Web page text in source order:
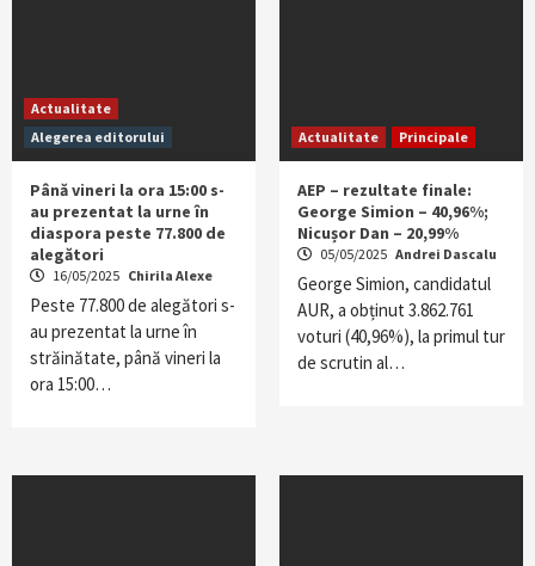
Actualitate
Alegerea editorului
Până vineri la ora 15:00 s-
au prezentat la urne în
diaspora peste 77.800 de
alegători
16/05/2025 Chirila Alexe
Peste 77.800 de alegători s-
au prezentat la urne în
străinătate, până vineri la
ora 15:00…
Actualitate Principale
AEP – rezultate finale:
George Simion – 40,96%;
Nicușor Dan – 20,99%
05/05/2025 Andrei Dascalu
George Simion, candidatul
AUR, a obținut 3.862.761
voturi (40,96%), la primul tur
de scrutin al…